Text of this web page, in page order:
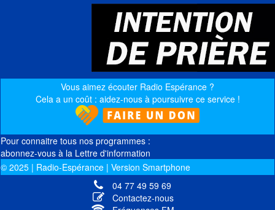
Vous aimez écouter Radio Espérance ?
Cela a un coût : aidez-nous à poursuivre ce service !
Pour connaitre tous nos programmes :
abonnez-vous à la Lettre d'information
© 2025 | Radio-Espérance | Version Smartphone
04 77 49 59 69
Contactez-nous